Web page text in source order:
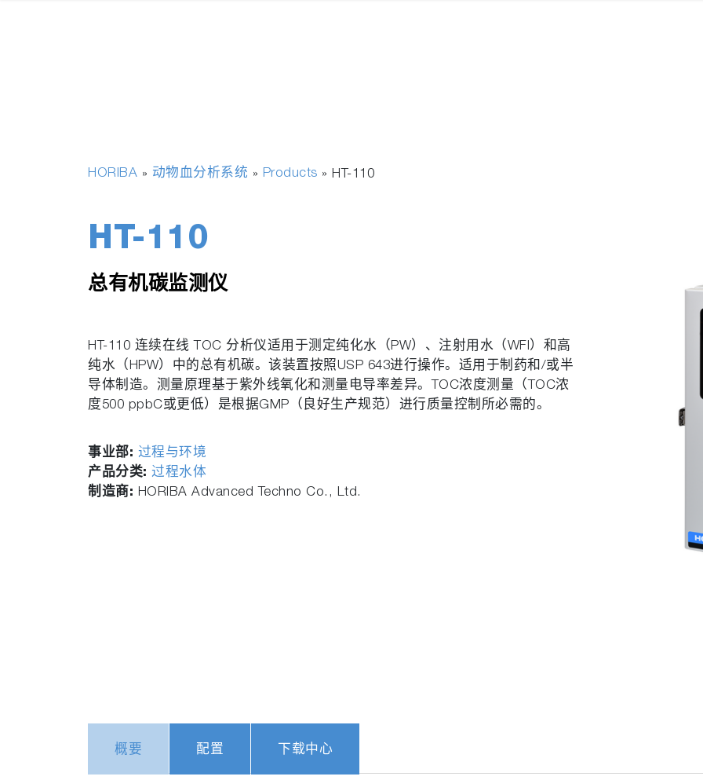
HORIBA » 动物血分析系统 » Products » HT-110
HT-110
总有机碳监测仪
HT-110 连续在线 TOC 分析仪适用于测定纯化水（PW）、注射用水（WFI）和高
纯水（HPW）中的总有机碳。该装置按照USP 643进行操作。适用于制药和/或半
导体制造。测量原理基于紫外线氧化和测量电导率差异。TOC浓度测量（TOC浓
度500 ppbC或更低）是根据GMP（良好生产规范）进行质量控制所必需的。
事业部: 过程与环境
产品分类: 过程水体
制造商: HORIBA Advanced Techno Co., Ltd.
概要 配置 下载中心